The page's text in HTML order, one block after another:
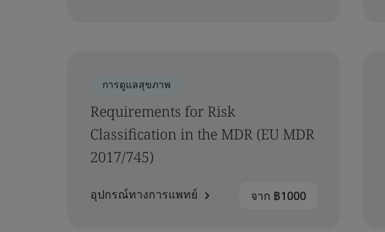
การดูแลสุขภาพ
Requirements for Risk
Classification in the MDR (EU MDR
2017/745)
อุปกรณ์ทางการแพทย์ จาก ฿1000